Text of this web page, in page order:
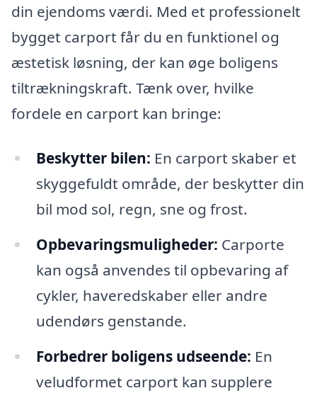
din ejendoms værdi. Med et professionelt
bygget carport får du en funktionel og
æstetisk løsning, der kan øge boligens
tiltrækningskraft. Tænk over, hvilke
fordele en carport kan bringe:
Beskytter bilen: En carport skaber et
skyggefuldt område, der beskytter din
bil mod sol, regn, sne og frost.
Opbevaringsmuligheder: Carporte
kan også anvendes til opbevaring af
cykler, haveredskaber eller andre
udendørs genstande.
Forbedrer boligens udseende: En
veludformet carport kan supplere